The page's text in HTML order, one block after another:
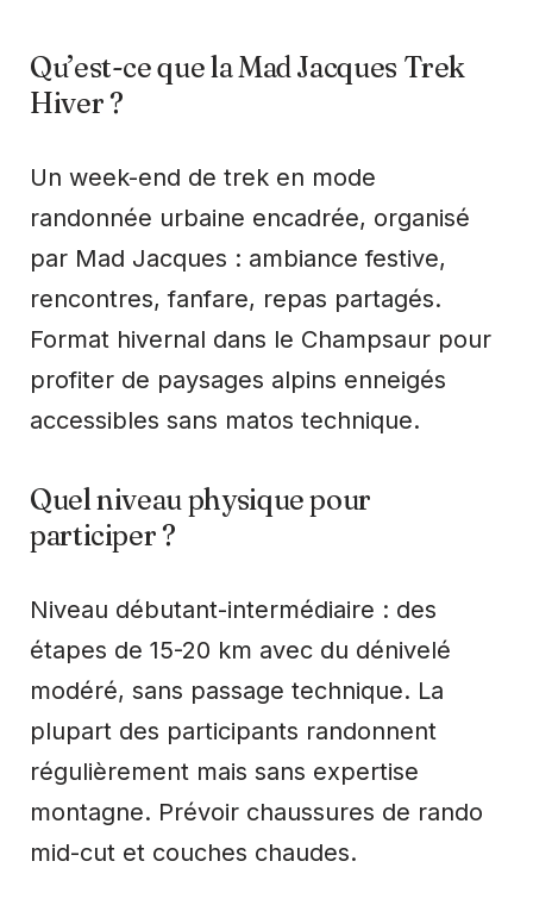
Qu’est-ce que la Mad Jacques Trek
Hiver ?
Un week-end de trek en mode
randonnée urbaine encadrée, organisé
par Mad Jacques : ambiance festive,
rencontres, fanfare, repas partagés.
Format hivernal dans le Champsaur pour
profiter de paysages alpins enneigés
accessibles sans matos technique.
Quel niveau physique pour
participer ?
Niveau débutant-intermédiaire : des
étapes de 15-20 km avec du dénivelé
modéré, sans passage technique. La
plupart des participants randonnent
régulièrement mais sans expertise
montagne. Prévoir chaussures de rando
mid-cut et couches chaudes.